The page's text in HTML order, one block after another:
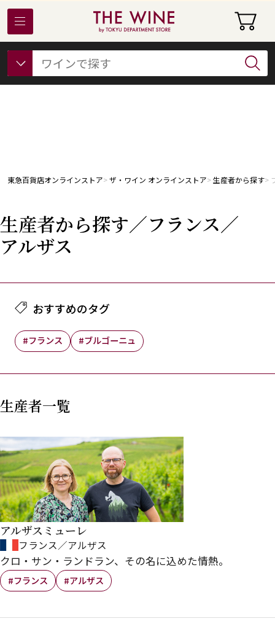
東急百貨店オンラインストアについて
フード ビューティー ギフト&ライフスタイル
東急百貨店オンラインストア ザ・ワイン オンラインストア 生産者から探す
生産者から探す／フランス／
アルザス
おすすめのタグ
#フランス #ブルゴーニュ
生産者一覧
アルザスミューレ
フランス／アルザス
クロ・サン・ランドラン、その名に込めた情熱。
#フランス #アルザス